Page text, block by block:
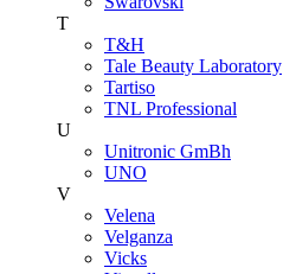
T
T&H
Tale Beauty Laboratory
Tartiso
TNL Professional
U
Unitroniс GmBh
UNO
V
Velena
Velganza
Vicks